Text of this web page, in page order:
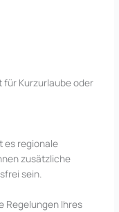
für Kurzurlaube oder
es regionale
zusätzliche
sein.
Regelungen Ihres